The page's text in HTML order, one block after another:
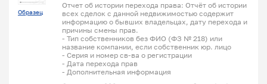
Образец
Отчет об истории перехода права: Отчёт об истории
всех сделок с данной недвижимостью содержит
информацию о бывших владельцах, дату перехода и
причины смены прав.
- Тип собственников без ФИО (ФЗ № 218) или
название компании, если собственник юр. лицо
- Серия и номер св-ва о регистрации
- Дата перехода прав
- Дополнительная информация